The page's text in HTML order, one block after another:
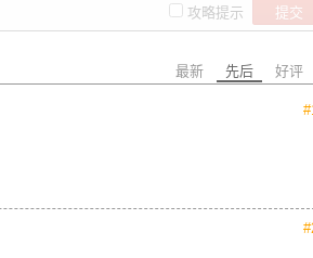
攻略提示 提交
最新 先后 好评